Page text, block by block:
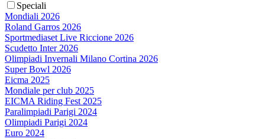
Speciali
Mondiali 2026
Roland Garros 2026
Sportmediaset Live Riccione 2026
Scudetto Inter 2026
Olimpiadi Invernali Milano Cortina 2026
Super Bowl 2026
Eicma 2025
Mondiale per club 2025
EICMA Riding Fest 2025
Paralimpiadi Parigi 2024
Olimpiadi Parigi 2024
Euro 2024